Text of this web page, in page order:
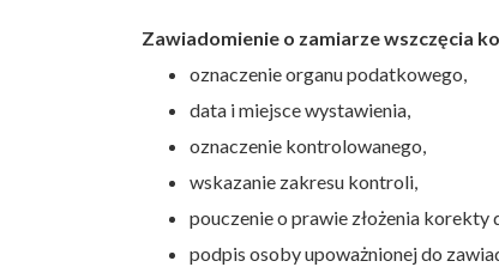
Zawiadomienie o zamiarze wszczęcia
oznaczenie organu podatkowego,
data i miejsce wystawienia,
oznaczenie kontrolowanego,
wskazanie zakresu kontroli,
pouczenie o prawie złożenia korekty
podpis osoby upoważnionej do